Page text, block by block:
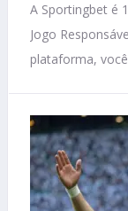
A Sportingbet é
Jogo
plataforma,